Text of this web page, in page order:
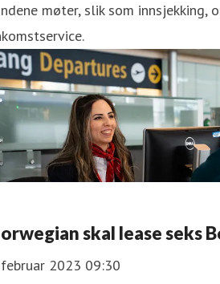
møter, slik som innsjekking,
skal lease seks
2023 09:30